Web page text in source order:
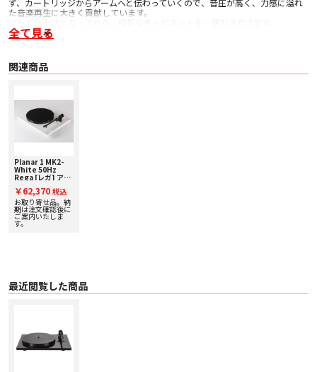
ず、カートリッジからアームへと伝わっていくので、音圧が高く、力感に溢れ
た音楽再生に大きく貢献しています。
防振設計
り、剛性を高めています。
○ 新規設計されたフットは、口径を大きくし、異種材で構成されているので、
新設計されたメインハブ
○ メインハブとサブ・プラッターも新規設計されています。新設計のメインハ
ブにより、ベアリングは、サブ・プラッターからの圧力から解放され、より的
確に滑らかに動くことができるようになっています。
く、剛性に優れたサブ・プラッターは、摩擦が限りなく少なく、滑らかな回転
を実現しています。
カスタム仕様のプラッター
○ 硬度と剛性に優れたフェノール樹脂を使ったカスタム仕様のプラッターの表
面は、上位モデル同様、フラットで、硬度、精度の極めて高い仕上げを施して
います。
また、外周に質量をかける構造を採用した他、センターホールは、独自加工に
転ムラが一層抑えられ、振動の低下を実現しました。
ン製カンチレバーを搭載し、優れた音質と表現力を実現しています。
■主な仕様
全て見る
関連商品
Planar 1 MK2-
White 50Hz
Rega [レガ] アナ
￥62,370 税込
お取り寄せ品。納
期は注文確認後に
ご案内いたしま
す。
最近閲覧した商品